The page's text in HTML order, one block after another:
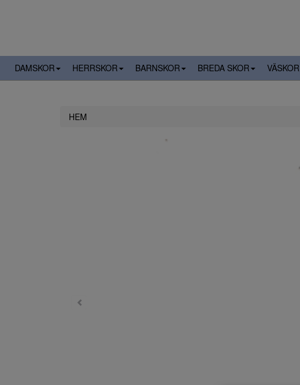
DAMSKOR HERRSKOR BARNSKOR BREDA SKOR VÄSKOR
HEM